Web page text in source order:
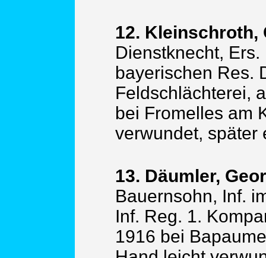
12. Kleinschroth,
Dienstknecht,
bayerischen Res.
Feldschlächterei,
bei Fromelles am
verwundet, später
13. Däumler,
Bauernsohn, Inf.
Inf. Reg. 1.
1916 bei